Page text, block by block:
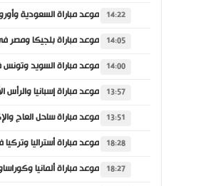
14:22
14:05
14:00
13:57
13:51
18:28
18:27